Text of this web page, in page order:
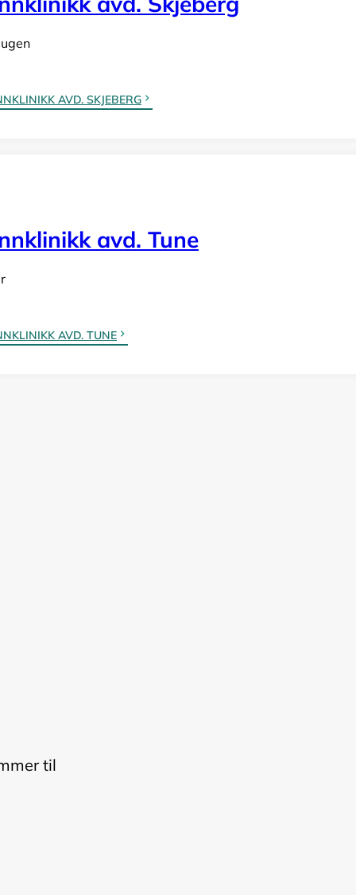
AVD. SKJEBERG
avd. Tune
AVD. TUNE
til